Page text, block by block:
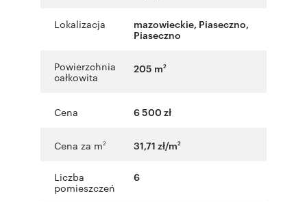
Lokalizacja mazowieckie, Piaseczno,
Piaseczno
Powierzchnia
całkowita
205 m2
Cena 6 500 zł
Cena za m2 31,71 zł/m2
Liczba
pomieszczeń
6